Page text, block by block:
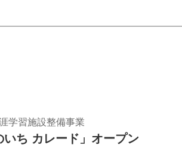
学習施設整備事業
いち カレード」オープン